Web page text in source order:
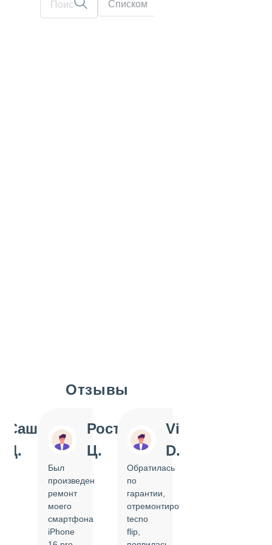
Списком
Отзывы
Саша
Д.
Ростислав
Ц.
Был
произведен
ремонт
моего
смартфона
iPhone
Vi
D.
Обратилась
по
гарантии,
отремонтировать
tecno
flip,